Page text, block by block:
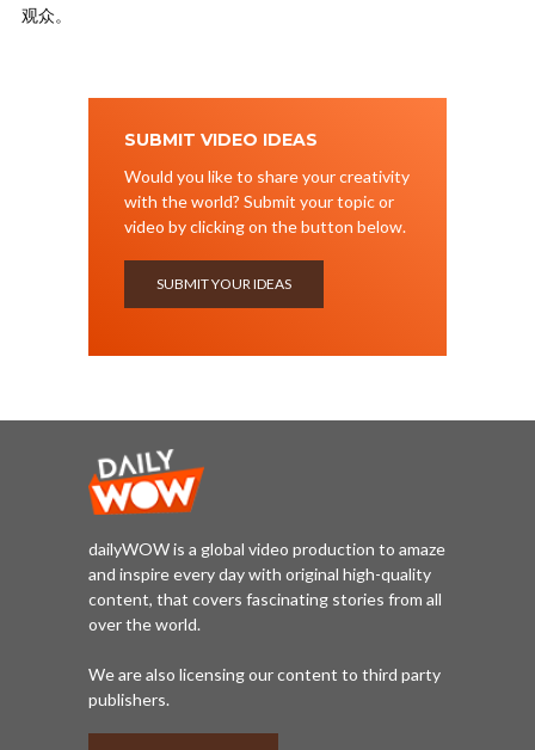
观众。
SUBMIT VIDEO IDEAS
Would you like to share your creativity
with the world? Submit your topic or
video by clicking on the button below.
SUBMIT YOUR IDEAS
dailyWOW is a global video production to amaze
and inspire every day with original high-quality
content, that covers fascinating stories from all
over the world.
We are also licensing our content to third party
publishers.